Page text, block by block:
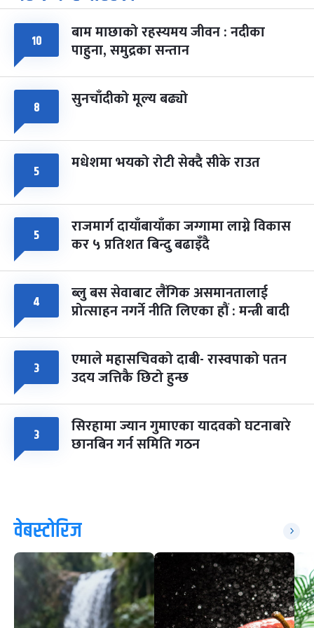
८ फागुपूर्णिमा
चैत्र ८, २०८३-Mar 22, 2027
७ महिना बाँकी
१० बाम माछाको रहस्यमय जीवन : नदीका
पाहुना, समुद्रका सन्तान
८ सुनचाँदीको मूल्य बढ्यो
५ मधेशमा भयको रोटी सेक्दै सीके राउत
५ राजमार्ग दायाँबायाँका जग्गामा लाग्ने विकास
कर ५ प्रतिशत बिन्दु बढाइँदै
४ ब्लु बस सेवाबाट लैंगिक असमानतालाई
प्रोत्साहन नगर्ने नीति लिएका हौं : मन्त्री बादी
३ एमाले महासचिवको दाबी- रास्वपाको पतन
उदय जत्तिकै छिटो हुन्छ
३ सिरहामा ज्यान गुमाएका यादवको घटनाबारे
छानबिन गर्न समिति गठन
वेबस्टोरिज